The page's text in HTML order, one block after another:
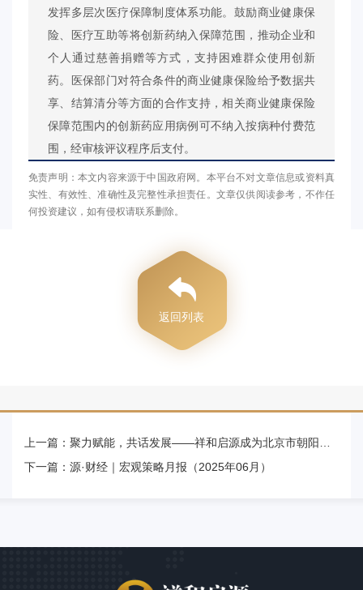
发挥多层次医疗保障制度体系功能。鼓励商业健康保
险、医疗互助等将创新药纳入保障范围，推动企业和
个人通过慈善捐赠等方式，支持困难群众使用创新
药。医保部门对符合条件的商业健康保险给予数据共
享、结算清分等方面的合作支持，相关商业健康保险
保障范围内的创新药应用病例可不纳入按病种付费范
围，经审核评议程序后支付。
免责声明：本文内容来源于中国政府网。本平台不对文章信息或资料真
实性、有效性、准确性及完整性承担责任。文章仅供阅读参考，不作任
何投资建议，如有侵权请联系删除。
返回列表
上一篇： 聚力赋能，共话发展——祥和启源成为北京市朝阳区中小企业市场发展商会理事单位
下一篇： 源·财经｜宏观策略月报（2025年06月）